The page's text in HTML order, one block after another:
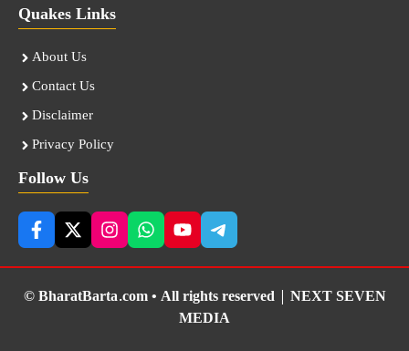
Quakes Links
About Us
Contact Us
Disclaimer
Privacy Policy
Follow Us
© BharatBarta.com • All rights reserved | NEXT SEVEN
MEDIA